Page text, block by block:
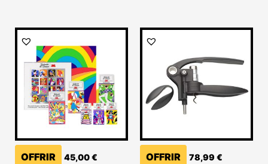
OFFRIR 45,00€ OFFRIR 78,99 €